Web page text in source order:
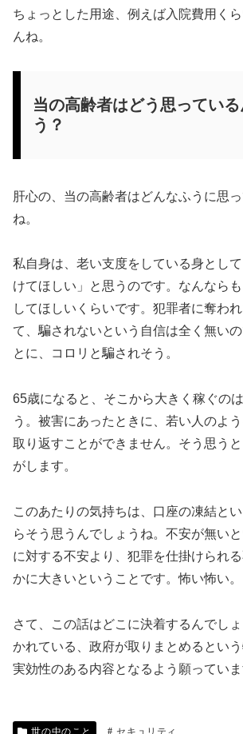
ちょっとした用途、例えば入院費用く
んね。
当の高齢者はどう思っている
う？
肝心の、当の高齢者はどんなふうに思
ね。
私自身は、老い支度をしている身とし
けてほしい」と思うのです。なんなら
してほしいくらいです。犯罪者に奪わ
て、騙されないという自信は全く無い
とに、コロリと騙されそう。
65歳になると、そこから大きく稼ぐの
う。被害にあったときに、若い人のよ
取り返すことができません。そう思う
がします。
このあたりの気持ちは、口座の凍結と
らそう思うんでしょうね。不安が無い
に対する不安より、犯罪を仕掛けられ
かに大きいということです。怖い怖い。
さて、この話はどこに決着するんでし
かれている、政府が取りまとめるという
実効性のある内容となるよう願っていま
世の中のこと セキュリティ